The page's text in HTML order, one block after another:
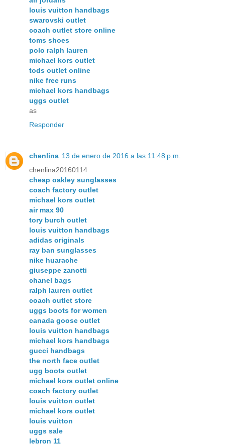
louis vuitton handbags
swarovski outlet
coach outlet store online
toms shoes
polo ralph lauren
michael kors outlet
tods outlet online
nike free runs
michael kors handbags
uggs outlet
as
Responder
chenlina 13 de enero de 2016 a las 11:48 p.m.
chenlina20160114
cheap oakley sunglasses
coach factory outlet
michael kors outlet
air max 90
tory burch outlet
louis vuitton handbags
adidas originals
ray ban sunglasses
nike huarache
giuseppe zanotti
chanel bags
ralph lauren outlet
coach outlet store
uggs boots for women
canada goose outlet
louis vuitton handbags
michael kors handbags
gucci handbags
the north face outlet
ugg boots outlet
michael kors outlet online
coach factory outlet
louis vuitton outlet
michael kors outlet
louis vuitton
uggs sale
lebron 11